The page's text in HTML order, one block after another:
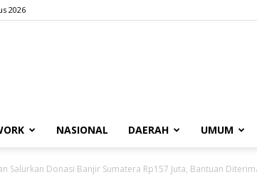
2026
NASIONAL DAERAH UMUM
Salurkan Donasi Banjir Sumatera Rp157 Juta, Bantuan